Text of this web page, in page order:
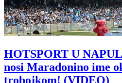
HOTSPORT U
nosi Maradonino ime
trobojkom! (VIDEO)